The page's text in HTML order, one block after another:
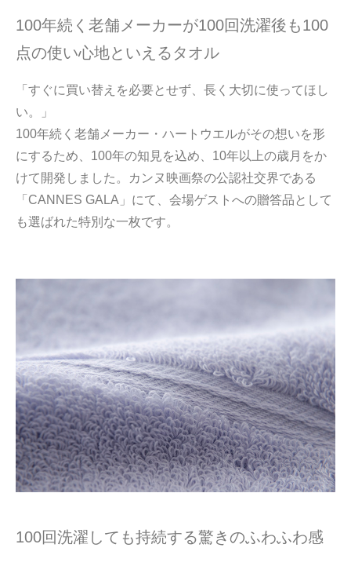
100年続く老舗メーカーが100回洗濯後も100
点の使い心地といえるタオル
「すぐに買い替えを必要とせず、長く大切に使ってほし
い。」
100年続く老舗メーカー・ハートウエルがその想いを形
にするため、100年の知見を込め、10年以上の歳月をか
けて開発しました。カンヌ映画祭の公認社交界である
「CANNES GALA」にて、会場ゲストへの贈答品として
も選ばれた特別な一枚です。
100回洗濯しても持続する驚きのふわふわ感